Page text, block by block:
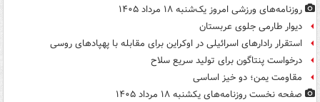
روزنامه‌های ورزشی امروز یک‌شنبه ۱۸ مرداد ۱۴۰۵
دیوار طارمی جلوی عربستان
استقرار رادارهای اسرائیلی در اوکراین برای مقابله با پهپادهای روسی
درخواست پنتاگون برای تولید سریع سلاح
مقاومت یمن؛ دو خیز اساسی
صفحه نخست روزنامه‌های یکشنبه ۱۸ مرداد ۱۴۰۵